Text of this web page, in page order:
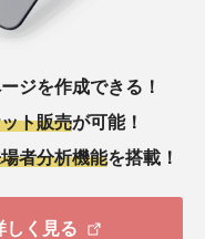
ジを作成できる！
ト販売が可能！
者分析機能を搭載！
しく見る